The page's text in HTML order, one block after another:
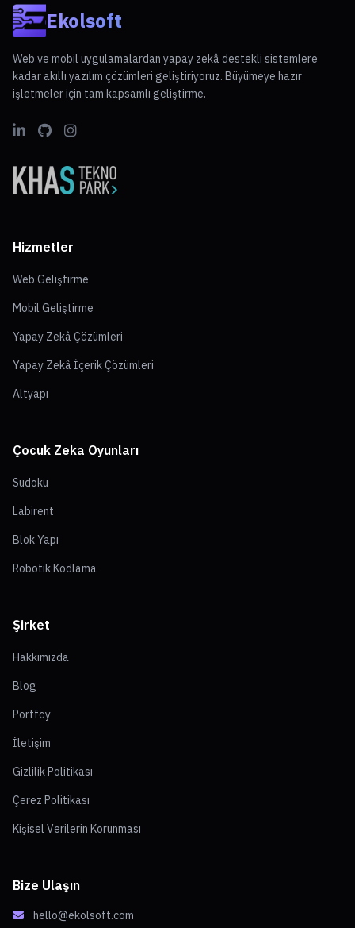
Ekolsoft
Web ve mobil uygulamalardan yapay zekâ destekli sistemlere
kadar akıllı yazılım çözümleri geliştiriyoruz. Büyümeye hazır
işletmeler için tam kapsamlı geliştirme.
Hizmetler
Web Geliştirme
Mobil Geliştirme
Yapay Zekâ Çözümleri
Yapay Zekâ İçerik Çözümleri
Altyapı
Çocuk Zeka Oyunları
Sudoku
Labirent
Blok Yapı
Robotik Kodlama
Şirket
Hakkımızda
Blog
Portföy
İletişim
Gizlilik Politikası
Çerez Politikası
Kişisel Verilerin Korunması
Bize Ulaşın
hello@ekolsoft.com